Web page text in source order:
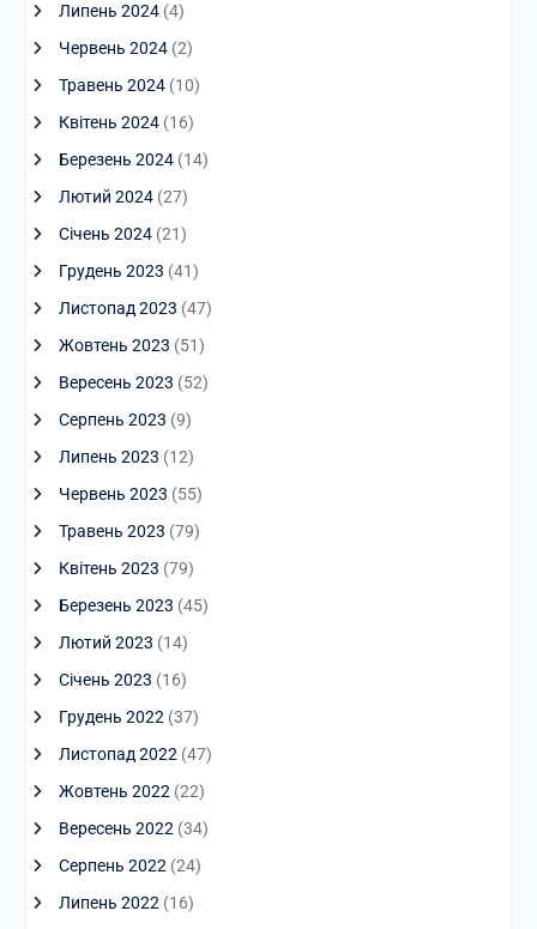
Липень 2024(4)
Червень 2024(2)
Травень 2024(10)
Квітень 2024(16)
Березень 2024(14)
Лютий 2024(27)
Січень 2024(21)
Грудень 2023 (41)
Листопад 2023 (47)
Жовтень 2023 (51)
Вересень 2023 (52)
Серпень 2023 (9)
Липень 2023 (12)
Червень 2023 (55)
Травень 2023 (79)
Квітень 2023 (79)
Березень 2023 (45)
Лютий 2023 (14)
Січень 2023 (16)
Грудень 2022 (37)
Листопад 2022 (47)
Жовтень 2022 (22)
Вересень 2022 (34)
Серпень 2022 (24)
Липень 2022 (16)